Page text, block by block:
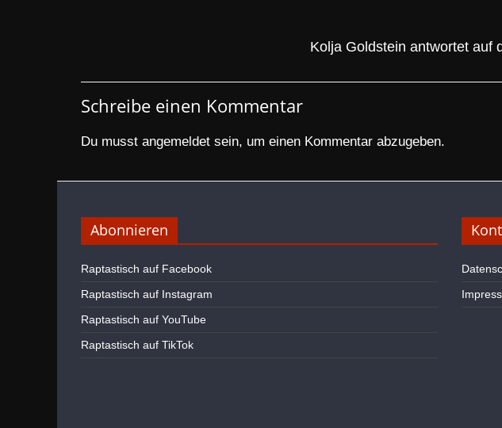
Kolja Goldstein antwortet auf
Schreibe einen Kommentar
Du musst angemeldet sein, um einen Kommentar abzugeben.
Abonnieren
Raptastisch auf Facebook
Raptastisch auf Instagram
Raptastisch auf YouTube
Raptastisch auf TikTok